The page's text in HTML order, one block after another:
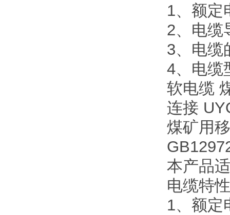
1、额定
2、电缆
3、电缆
4、电缆
软电缆
连接
煤矿用
本产品
电缆特性
1、额定